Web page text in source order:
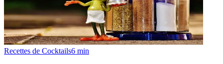
Recettes de Cocktails6 min